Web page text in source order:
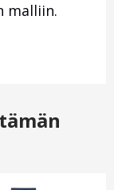
malliin.